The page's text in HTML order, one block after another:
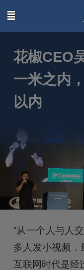
花椒CEO
一米之内
以内
“从一个人与人
多人发小视频
互联网时代是经